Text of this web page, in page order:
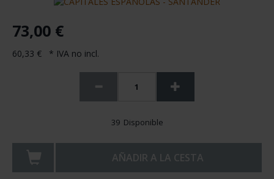
73,00 €
60,33 € * IVA no incl.
39 Disponible
AÑADIR A LA CESTA